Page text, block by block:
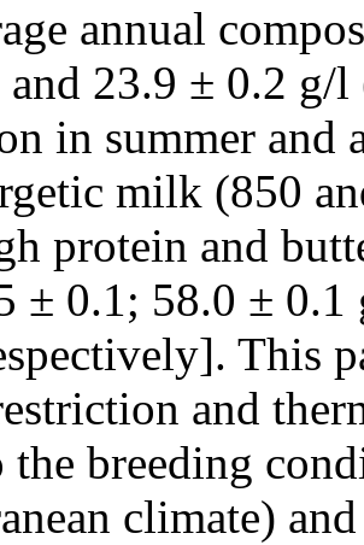
annual
23.9 ± 0.2
in summer and
milk (850
protein and
± 0.1; 58.0 ±
This
and
breeding
climate)